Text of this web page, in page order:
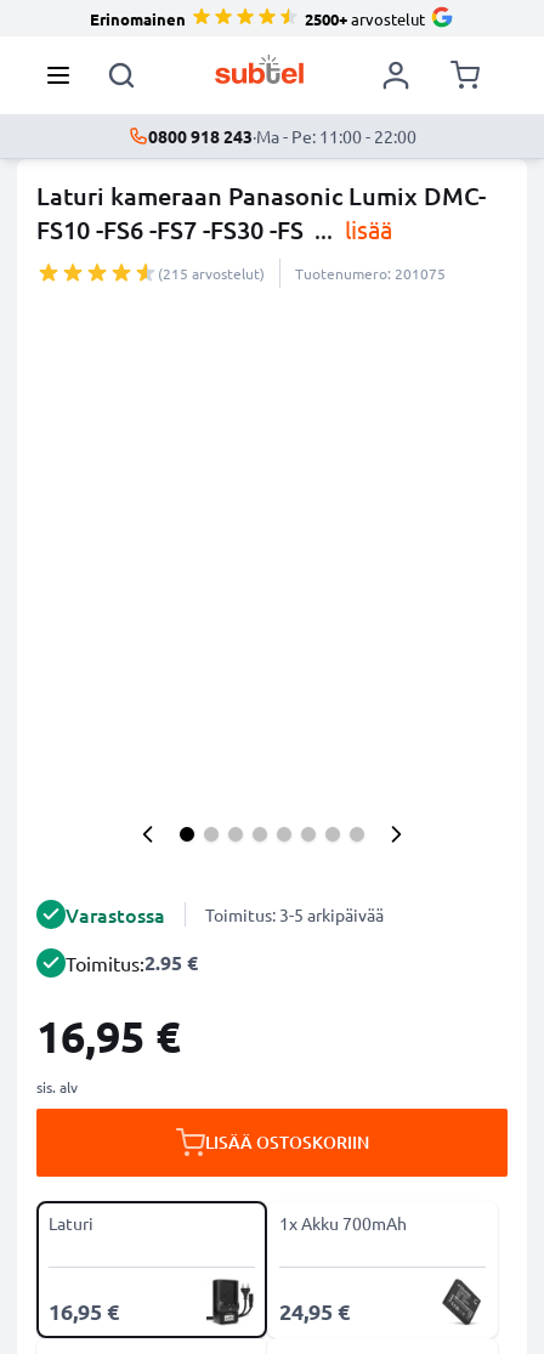
Erinomainen 2500+arvostelut
0800 918 243·Ma - Pe: 11:00 - 22:00
Laturi kameraan Panasonic Lumix DMC-
FS10 -FS6 -FS7 -FS30 -FS ... lisää
(215 arvostelut) Tuotenumero: 201075
Varastossa Toimitus: 3-5 arkipäivää
Toimitus:2.95 €
16,95 €
sis. alv
LISÄÄ OSTOSKORIIN
Laturi
16,95 €
1x Akku 700mAh
24,95 €